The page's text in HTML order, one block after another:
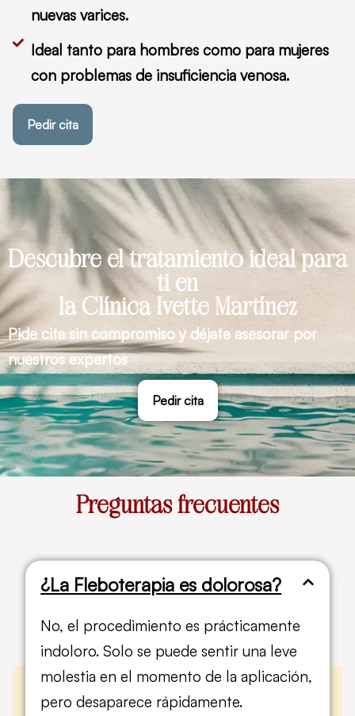
nuevas varices.
Ideal tanto para hombres como para mujeres
con problemas de insuficiencia venosa.
Pedir cita
Descubre el tratamiento ideal para
ti en
la Clínica Ivette Martínez
Pide cita sin compromiso y déjate asesorar por
nuestros expertos
Pedir cita
Preguntas frecuentes
¿La Fleboterapia es dolorosa?
No, el procedimiento es prácticamente
indoloro. Solo se puede sentir una leve
molestia en el momento de la aplicación,
pero desaparece rápidamente.